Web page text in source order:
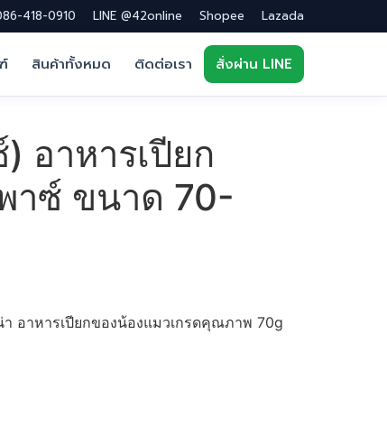
418-0910 LINE @42online Shopee Lazada
สินค้าทั้งหมด ติดต่อเรา สั่งผ่าน LINE
อาหารเปียก
าซ์ ขนาด 70-
า อาหารเปียกของน้องแมวเกรดคุณภาพ 70g